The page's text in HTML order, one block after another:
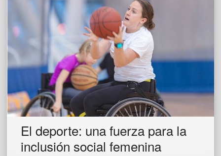
El deporte: una fuerza para la
inclusión social femenina